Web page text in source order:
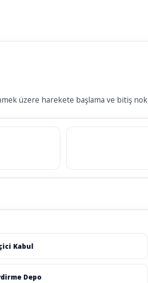
üzere harekete başlama ve bitiş
Kabul
Depo